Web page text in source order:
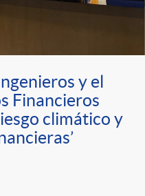
y el
Financieros
climático y